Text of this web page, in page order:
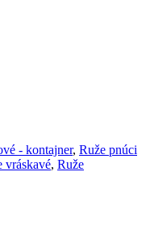
- kontajner, Ruže pnúci
vráskavé, Ruže